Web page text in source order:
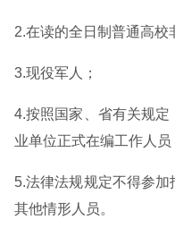
2.在读的全日制普通高校
3.现役军人；
4.按照国家、省有关规
业单位正式在编工作人员
5.法律法规规定不得参
其他情形人员。